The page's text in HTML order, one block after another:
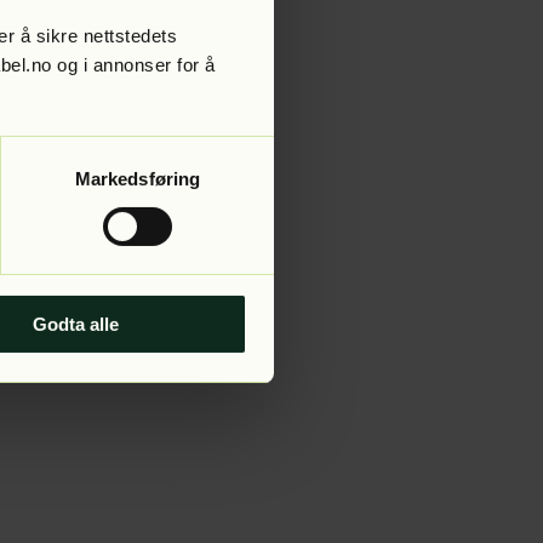
å sikre nettstedets
og i annonser for å
Markedsføring
Godta alle